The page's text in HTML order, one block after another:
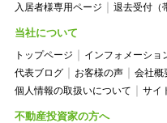
入居者様専用ページ 退去受付（
当社について
トップページ インフォメーショ
代表ブログ
お客様の声 会社概
個人情報の取扱いについて
サイ
不動産投資家の方へ